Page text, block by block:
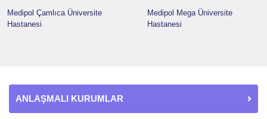
Medipol Çamlıca Üniversite
Hastanesi
Medipol Mega Üniversite
Hastanesi
ANLAŞMALI KURUMLAR